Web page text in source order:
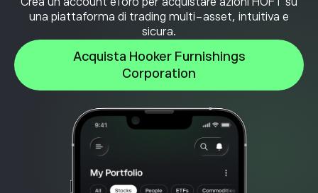
una piattaforma di trading multi-asset, intuitiva e
sicura.
Acquista Hooker Furnishings
Corporation